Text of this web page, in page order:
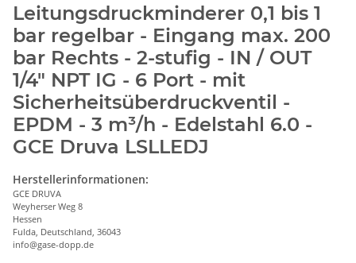
Leitungsdruckminderer 0,1 bis 1
bar regelbar - Eingang max. 200
bar Rechts - 2-stufig - IN / OUT
1/4" NPT IG - 6 Port - mit
Sicherheitsüberdruckventil -
EPDM - 3 m³/h - Edelstahl 6.0 -
GCE Druva LSLLEDJ
Herstellerinformationen:
GCE DRUVA
Weyherser Weg 8
Hessen
Fulda, Deutschland, 36043
info@gase-dopp.de